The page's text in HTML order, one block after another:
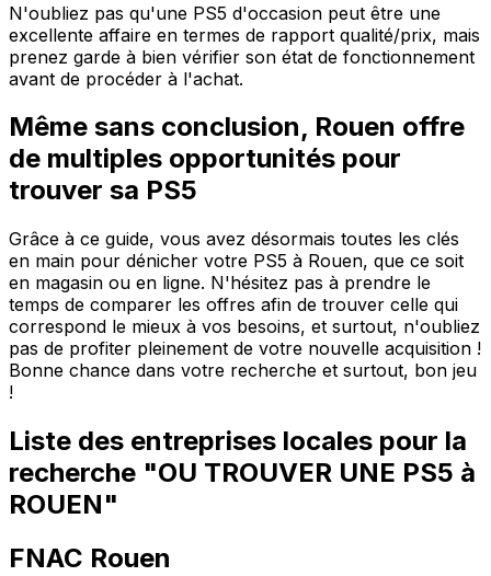
N'oubliez pas qu'une PS5 d'occasion peut être une
excellente affaire en termes de rapport qualité/prix, mais
prenez garde à bien vérifier son état de fonctionnement
avant de procéder à l'achat.
Même sans conclusion, Rouen offre
de multiples opportunités pour
trouver sa PS5
Grâce à ce guide, vous avez désormais toutes les clés
en main pour dénicher votre PS5 à Rouen, que ce soit
en magasin ou en ligne. N'hésitez pas à prendre le
temps de comparer les offres afin de trouver celle qui
correspond le mieux à vos besoins, et surtout, n'oubliez
pas de profiter pleinement de votre nouvelle acquisition !
Bonne chance dans votre recherche et surtout, bon jeu
!
Liste des entreprises locales pour la
recherche "OU TROUVER UNE PS5 à
ROUEN"
FNAC Rouen